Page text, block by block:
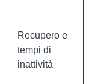
Recupero e
tempi di
inattività